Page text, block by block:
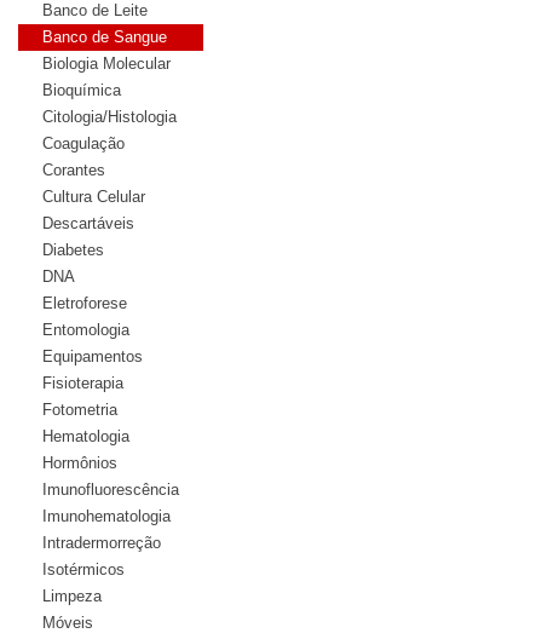
Banco de Leite
Banco de Sangue
Biologia Molecular
Bioquímica
Citologia/Histologia
Coagulação
Corantes
Cultura Celular
Descartáveis
Diabetes
DNA
Eletroforese
Entomologia
Equipamentos
Fisioterapia
Fotometria
Hematologia
Hormônios
Imunofluorescência
Imunohematologia
Intradermorreção
Isotérmicos
Limpeza
Móveis